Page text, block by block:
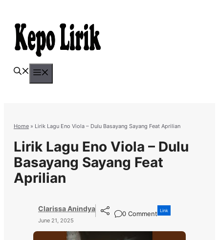
content
Home » Lirik Lagu Eno Viola – Dulu Basayang Sayang Feat Aprilian
Lirik Lagu Eno Viola – Dulu
Basayang Sayang Feat
Aprilian
Clarissa Anindya
June 21, 2025
0 Comment Link